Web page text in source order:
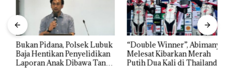
Bukan Pidana, Polsek Lubuk
Baja Hentikan Penyelidikan
Laporan Anak Dibawa Tanpa
“Double Winner”, Abimanyu
Melesat Kibarkan Merah
Putih Dua Kali di Thailand